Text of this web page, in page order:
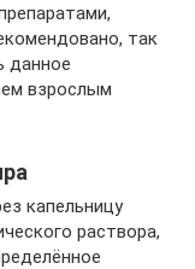
так
данное
взрослым
капельницу
раствора,